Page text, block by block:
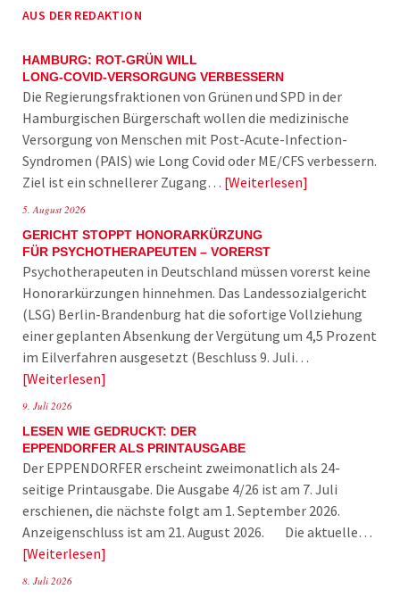
AUS DER REDAKTION
HAMBURG: ROT-GRÜN WILL
LONG-COVID-VERSORGUNG VERBESSERN
Die Regierungsfraktionen von Grünen und SPD in der
Hamburgischen Bürgerschaft wollen die medizinische
Versorgung von Menschen mit Post-Acute-Infection-
Syndromen (PAIS) wie Long Covid oder ME/CFS verbessern.
Ziel ist ein schnellerer Zugang… Weiterlesen
5. August 2026
GERICHT STOPPT HONORARKÜRZUNG
FÜR PSYCHOTHERAPEUTEN – VORERST
Psychotherapeuten in Deutschland müssen vorerst keine
Honorarkürzungen hinnehmen. Das Landessozialgericht
(LSG) Berlin-Brandenburg hat die sofortige Vollziehung
einer geplanten Absenkung der Vergütung um 4,5 Prozent
im Eilverfahren ausgesetzt (Beschluss 9. Juli…
Weiterlesen
9. Juli 2026
LESEN WIE GEDRUCKT: DER
EPPENDORFER ALS PRINTAUSGABE
Der EPPENDORFER erscheint zweimonatlich als 24-
seitige Printausgabe. Die Ausgabe 4/26 ist am 7. Juli
erschienen, die nächste folgt am 1. September 2026.
Anzeigenschluss ist am 21. August 2026. Die aktuelle…
Weiterlesen
8. Juli 2026